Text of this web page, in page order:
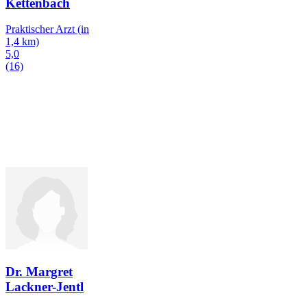
Praktischer Arzt (in
1,4 km)
5,0
(16)
Dr. Margret
Lackner-Jentl